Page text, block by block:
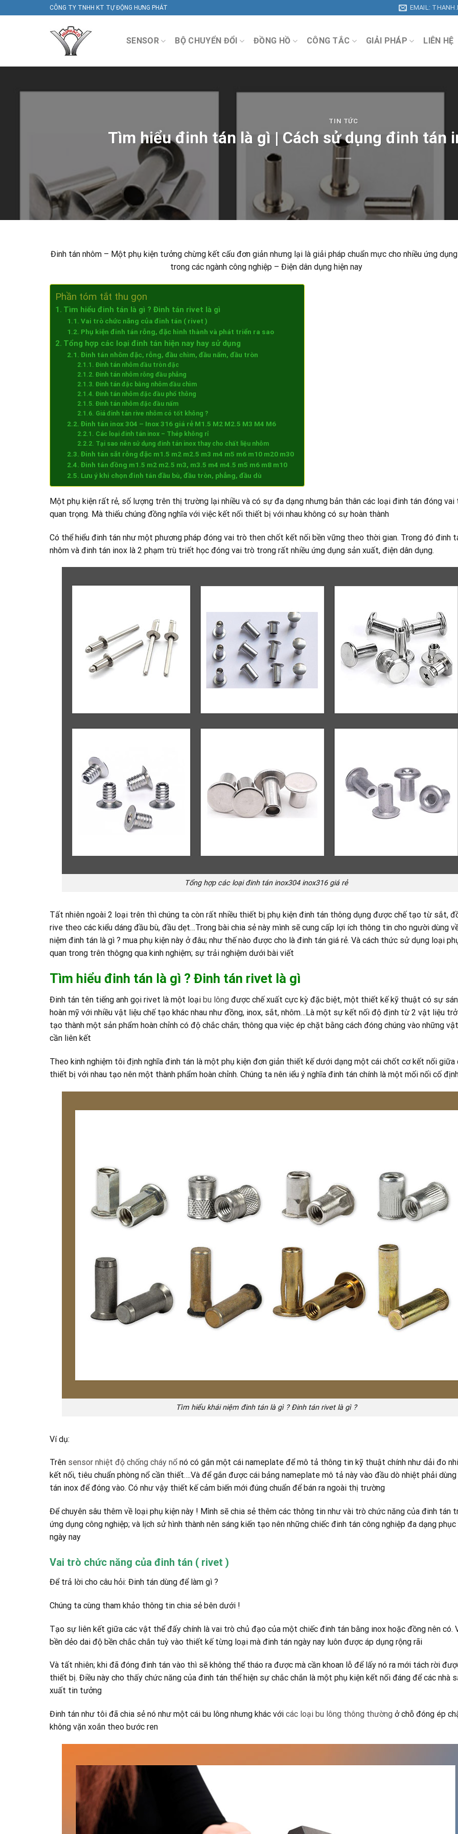
to
CÔNG TY TNHH KT TỰ ĐỘNG HƯNG PHÁT EMAIL:
SENSOR BỘ CHUYỂN ĐỔI ĐỒNG HỒ CÔNG TẮC GIẢI PHÁP LIÊN HỆ
TIN TỨC
Tìm hiểu đinh tán là gì | Cách sử dụng đinh tán
Đinh tán nhôm – Một phụ kiện tưởng chừng kết cấu đơn giản nhưng lại là giải pháp chuẩn mực cho nhiều ứng
trong các ngành công nghiệp – Điện dân dụng hiện nay
Phần tóm tắt thu gọn
Tìm hiểu đinh tán là gì ? Đinh tán rivet là gì
Vai trò chức năng của đinh tán ( rivet )
Phụ kiện đinh tán rỗng, đặc hình thành và phát triển ra sao
Tổng hợp các loại đinh tán hiện nay hay sử dụng
Đinh tán nhôm đặc, rỗng, đầu chìm, đầu nấm, đầu tròn
Đinh tán nhôm đầu tròn đặc
Đinh tán nhôm rỗng đầu phẳng
Đinh tán đặc bằng nhôm đầu chìm
Đinh tán nhôm đặc đầu phổ thông
Đinh tán nhôm đặc đầu nấm
Giá đinh tán rive nhôm có tốt không ?
Đinh tán inox 304 – Inox 316 giá rẻ M1.5 M2 M2.5 M3 M4 M6
Các loại đinh tán inox – Thép không rỉ
Tại sao nên sử dụng đinh tán inox thay cho chất liệu nhôm
Đinh tán sắt rỗng đặc m1.5 m2 m2.5 m3 m4 m5 m6 m10 m20 m30
Đinh tán đồng m1.5 m2 m2.5 m3, m3.5 m4 m4.5 m5 m6 m8 m10
Lưu ý khi chọn đinh tán đầu bù, đầu tròn, phẳng, đầu dù
Một phụ kiện rất rẻ, số lượng trên thị trường lại nhiều và có sự đa dạng nhưng bản thân các loại đinh tán đóng vai
quan trọng. Mà thiếu chúng đồng nghĩa với việc kết nối thiết bị với nhau không có sự hoàn thành
Có thể hiểu đinh tán như một phương pháp đóng vai trò then chốt kết nối bền vững theo thời gian. Trong đó đinh
nhôm và đinh tán inox là 2 phạm trù triết học đóng vai trò trong rất nhiều ứng dụng sản xuất, điện dân dụng.
Tổng hợp các loại đinh tán inox304 inox316 giá rẻ
Tất nhiên ngoài 2 loại trên thì chúng ta còn rất nhiều thiết bị phụ kiện đinh tán thông dụng được chế tạo từ sắt,
rive theo các kiểu dáng đầu bù, đầu dẹt…Trong bài chia sẻ này mình sẽ cung cấp lợi ích thông tin cho người dùng
niệm đinh tán là gì ? mua phụ kiện này ở đâu; như thế nào được cho là đinh tán giá rẻ. Và cách thức sử dụng loại
quan trong trên thôgng qua kinh nghiệm; sự trải nghiệm dưới bài viết
Tìm hiểu đinh tán là gì ? Đinh tán rivet là gì
Đinh tán tên tiếng anh gọi rivet là một loại bu lông được chế xuất cực kỳ đặc biệt, một thiết kế kỹ thuật có sự
hoàn mỹ với nhiều vật liệu chế tạo khác nhau như đồng, inox, sắt, nhôm…Là một sự kết nối độ định từ 2 vật liệu
tạo thành một sản phẩm hoàn chỉnh có độ chắc chắn; thông qua việc ép chặt bằng cách đóng chúng vào những
cần liên kết
Theo kinh nghiệm tôi định nghĩa đinh tán là một phụ kiện đơn giản thiết kế dưới dạng một cái chốt cơ kết nối giữa
thiết bị với nhau tạo nên một thành phẩm hoàn chỉnh. Chúng ta nên iểu ý nghĩa đinh tán chính là một mối nối cố
Tìm hiểu khái niệm đinh tán là gì ? Đinh tán rivet là gì ?
Ví dụ:
Trên sensor nhiệt độ chống cháy nổ nó có gắn một cái nameplate để mô tả thông tin kỹ thuật chính như dải đo
kết nối, tiêu chuẩn phòng nổ cần thiết….Và để gắn được cái bảng nameplate mô tả này vào đầu dò nhiệt phải
tán inox để đóng vào. Có như vậy thiết kế cảm biến mới đúng chuẩn để bán ra ngoài thị trường
Để chuyên sâu thêm về loại phụ kiện này ! Mình sẽ chia sẻ thêm các thông tin như vài trò chức năng của đinh tán
ứng dụng công nghiệp; và lịch sử hình thành nên sáng kiến tạo nên những chiếc đinh tán công nghiệp đa dạng
ngày nay
Vai trò chức năng của đinh tán ( rivet )
Để trả lời cho câu hỏi: Đinh tán dùng để làm gì ?
Chúng ta cùng tham khảo thông tin chia sẻ bên dưới !
Tạo sự liên kết giữa các vật thể đấy chính là vai trò chủ đạo của một chiếc đinh tán bằng inox hoặc đồng nên có.
bền dẻo dai độ bền chắc chắn tuỳ vào thiết kế từng loại mà đinh tán ngày nay luôn được áp dụng rộng rãi
Và tất nhiên; khi đã đóng đinh tán vào thì sẽ không thể tháo ra được mà cần khoan lỗ để lấy nó ra mới tách rời
thiết bị. Điều này cho thấy chức năng của đinh tán thể hiện sự chắc chắn là một phụ kiện kết nối đáng để các nhà
xuất tin tưởng
Đinh tán như tôi đã chia sẻ nó như một cái bu lông nhưng khác với các loại bu lông thông thường ở chỗ đóng ép
không vặn xoắn theo bước ren